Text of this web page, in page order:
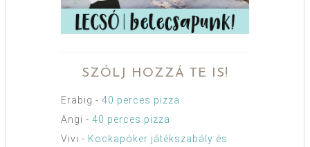
SZÓLJ HOZZÁ TE IS!
Erabig - 40 perces pizza
Angi - 40 perces pizza
Vivi - Kockapóker játékszabály és